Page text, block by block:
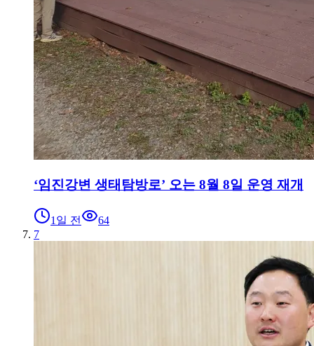
‘임진강변 생태탐방로’ 오는 8월 8일 운영 재개
1일 전
64
7